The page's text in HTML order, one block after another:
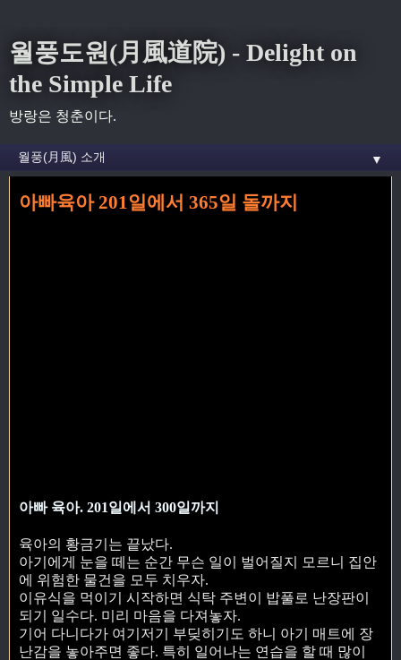
월풍도원(月風道院) - Delight on
the Simple Life
방랑은 청춘이다.
▼
홈» 8월 2019
아빠육아 201일에서 365일 돌까지
아빠 육아. 201일에서 300일까지
육아의 황금기는 끝났다.
아기에게 눈을 떼는 순간 무슨 일이 벌어질지 모르니 집안
에 위험한 물건을 모두 치우자.
이유식을 먹이기 시작하면 식탁 주변이 밥풀로 난장판이
되기 일수다. 미리 마음을 다져놓자.
기어 다니다가 여기저기 부딪히기도 하니 아기 매트에 장
난감을 놓아주면 좋다. 특히 일어나는 연습을 할 때 많이